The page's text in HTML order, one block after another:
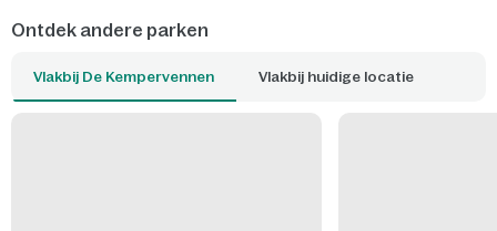
Ontdek andere parken
Vlakbij De Kempervennen Vlakbij huidige locatie